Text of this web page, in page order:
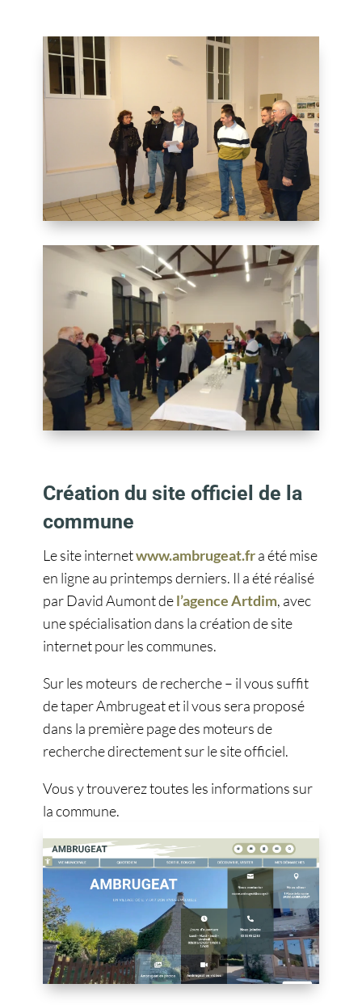
Création du site officiel de la
commune
Le site internetwww.ambrugeat.fra été mise
en ligne au printemps derniers. Il a été réalisé
par David Aumont del’agence Artdim, avec
une spécialisation dans la création de site
internet pour les communes.
Sur les moteurs de recherche – il vous suffit
de taper Ambrugeat et il vous sera proposé
dans la première page des moteurs de
recherche directement sur le site officiel.
Vous y trouverez toutes les informations sur
la commune.